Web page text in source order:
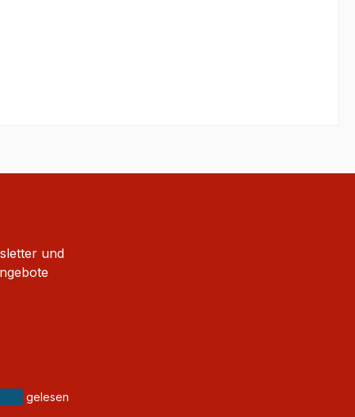
und
gelesen